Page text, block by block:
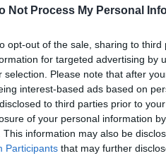
Not Process My Personal
opt-out of the sale, sharing to
for targeted advertising by
selection. Please note that after
interest-based ads based on
to third parties prior to
of your personal information
This information may also be
Participants that may further
współpracy w dziedzinie
znowu będzie mogła
ale także ze wspólnymi
wyjaśnia szczegóły
podnoszone
Markowa